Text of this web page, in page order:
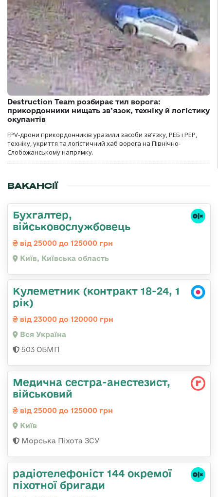
Destruction Team розбирає тил ворога:
прикордонники нищать зв’язок, техніку й логістику
окупантів
FPV-дрони прикордонників уразили засоби зв’язку, РЕБ і РЕР,
техніку, укриття та логістичний хаб ворога на Північно-
Слобожанському напрямку.
ВАКАНСІЇ
Бухгалтер,
військовослужбовець
від 25000 до 125000 грн
Київ, Київська область
Кулеметник (контракт 18-24, 1
рік)
від 23000 до 120000 грн
Вся Україна
503 ОБМП
Медична сестpа-анестезист,
військовий
від 25000 до 125000 грн
Київ
Морська Піхота ЗСУ
радіотелефоніст 144 окремої
піхотної бригади